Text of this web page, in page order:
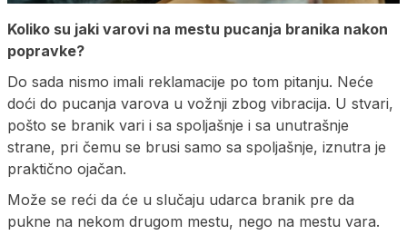
Koliko su jaki varovi na mestu pucanja branika nakon
popravke?
Do sada nismo imali reklamacije po tom pitanju. Neće
doći do pucanja varova u vožnji zbog vibracija. U stvari,
pošto se branik vari i sa spoljašnje i sa unutrašnje
strane, pri čemu se brusi samo sa spoljašnje, iznutra je
praktično ojačan.
Može se reći da će u slučaju udarca branik pre da
pukne na nekom drugom mestu, nego na mestu vara.